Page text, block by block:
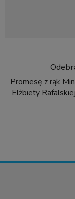
Promesę z rąk
Elżbiety